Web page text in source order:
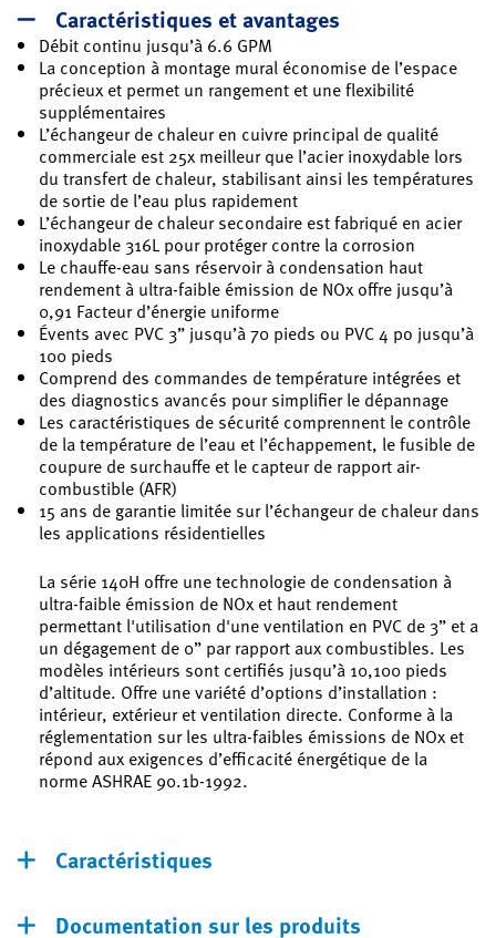
Caractéristiques et avantages
Débit continu jusqu’à 6.6 GPM
La conception à montage mural économise de l’espace
précieux et permet un rangement et une flexibilité
supplémentaires
L’échangeur de chaleur en cuivre principal de qualité
commerciale est 25x meilleur que l’acier inoxydable lors
du transfert de chaleur, stabilisant ainsi les températures
de sortie de l’eau plus rapidement
L’échangeur de chaleur secondaire est fabriqué en acier
inoxydable 316L pour protéger contre la corrosion
Le chauffe-eau sans réservoir à condensation haut
rendement à ultra-faible émission de NOx offre jusqu’à
0,91 Facteur d’énergie uniforme
Évents avec PVC 3” jusqu’à 70 pieds ou PVC 4 po jusqu’à
100 pieds
Comprend des commandes de température intégrées et
des diagnostics avancés pour simplifier le dépannage
Les caractéristiques de sécurité comprennent le contrôle
de la température de l’eau et l’échappement, le fusible de
coupure de surchauffe et le capteur de rapport air-
combustible (AFR)
15 ans de garantie limitée sur l’échangeur de chaleur dans
les applications résidentielles
La série 140H offre une technologie de condensation à
ultra-faible émission de NOx et haut rendement
permettant l'utilisation d'une ventilation en PVC de 3” et a
un dégagement de 0” par rapport aux combustibles. Les
modèles intérieurs sont certifiés jusqu’à 10,100 pieds
d’altitude. Offre une variété d’options d’installation :
intérieur, extérieur et ventilation directe. Conforme à la
réglementation sur les ultra-faibles émissions de NOx et
répond aux exigences d’efficacité énergétique de la
norme ASHRAE 90.1b-1992.
Caractéristiques
Documentation sur les produits